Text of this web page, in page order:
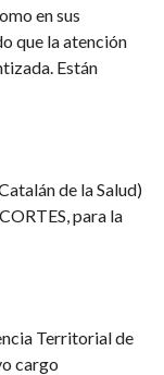
en sus
que la atención
Están
de la Salud)
para la
Territorial de
cargo